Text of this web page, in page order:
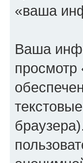
«ваша
Ваша